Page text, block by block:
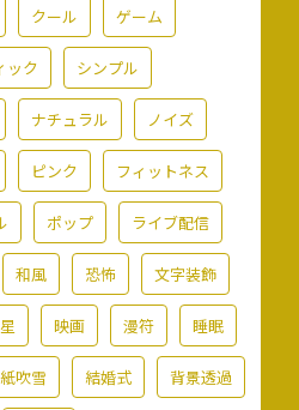
クール ゲーム
ック シンプル
ナチュラル ノイズ
ピンク フィットネス
ポップ ライブ配信
和風 恐怖 文字装飾
星 映画 漫符 睡眠
紙吹雪 結婚式 背景透過